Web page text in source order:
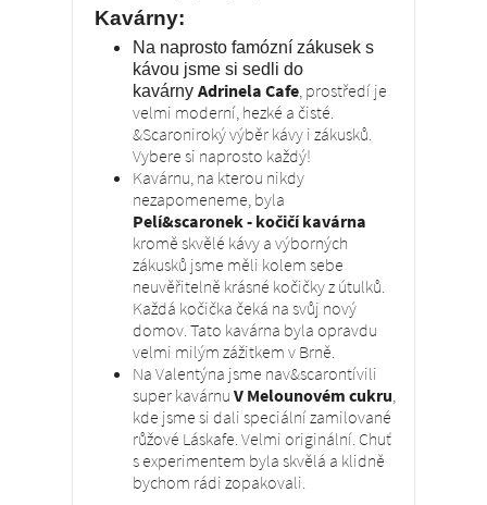
Kavárny:
Na naprosto famózní zákusek s
kávou jsme si sedli do
kavárnyAdrinela Cafe, prostředí je
velmi moderní, hezké a čisté.
&Scaroniroký výběr kávy i zákusků.
Vybere si naprosto každý!
Kavárnu, na kterou nikdy
nezapomeneme, byla
Pelí&scaronek - kočičí kavárna
kromě skvělé kávy a výborných
zákusků jsme měli kolem sebe
neuvěřitelně krásné kočičky z útulků.
Každá kočička čeká na svůj nový
domov. Tato kavárna byla opravdu
velmi milým zážitkem v Brně.
Na Valentýna jsme nav&scarontívili
super kavárnuV Melounovém cukru,
kde jsme si dali speciální zamilované
růžové Láskafe. Velmi originální. Chuť
s experimentem byla skvělá a klidně
bychom rádi zopakovali.